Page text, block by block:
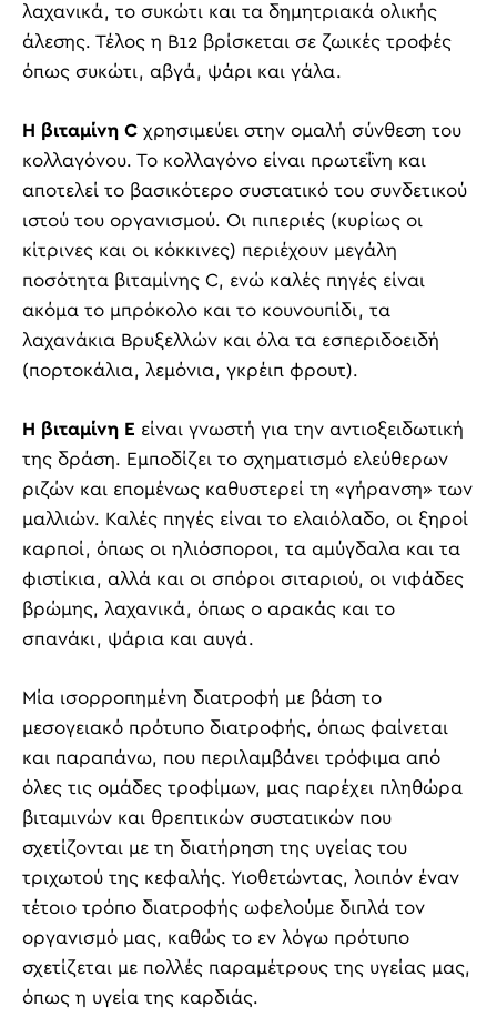
λαχανικά, το συκώτι και τα δημητριακά ολικής
άλεσης. Τέλος η Β12 βρίσκεται σε ζωικές τροφές
όπως συκώτι, αβγά, ψάρι και γάλα.
H βιταμίνη C χρησιμεύει στην ομαλή σύνθεση του
κολλαγόνου. Το κολλαγόνο είναι πρωτεΐνη και
αποτελεί το βασικότερο συστατικό του συνδετικού
ιστού του οργανισμού. Οι πιπεριές (κυρίως οι
κίτρινες και οι κόκκινες) περιέχουν μεγάλη
ποσότητα βιταμίνης C, ενώ καλές πηγές είναι
ακόμα το μπρόκολο και το κουνουπίδι, τα
λαχανάκια Βρυξελλών και όλα τα εσπεριδοειδή
(πορτοκάλια, λεμόνια, γκρέιπ φρουτ).
H βιταμίνη E είναι γνωστή για την αντιοξειδωτική
της δράση. Εμποδίζει το σχηματισμό ελεύθερων
ριζών και επομένως καθυστερεί τη «γήρανση» των
μαλλιών. Καλές πηγές είναι το ελαιόλαδο, οι ξηροί
καρποί, όπως οι ηλιόσποροι, τα αμύγδαλα και τα
φιστίκια, αλλά και οι σπόροι σιταριού, οι νιφάδες
βρώμης, λαχανικά, όπως ο αρακάς και το
σπανάκι, ψάρια και αυγά.
Μία ισορροπημένη διατροφή με βάση το
μεσογειακό πρότυπο διατροφής, όπως φαίνεται
και παραπάνω, που περιλαμβάνει τρόφιμα από
όλες τις ομάδες τροφίμων, μας παρέχει πληθώρα
βιταμινών και θρεπτικών συστατικών που
σχετίζονται με τη διατήρηση της υγείας του
τριχωτού της κεφαλής. Υιοθετώντας, λοιπόν έναν
τέτοιο τρόπο διατροφής ωφελούμε διπλά τον
οργανισμό μας, καθώς το εν λόγω πρότυπο
σχετίζεται με πολλές παραμέτρους της υγείας μας,
όπως η υγεία της καρδιάς.